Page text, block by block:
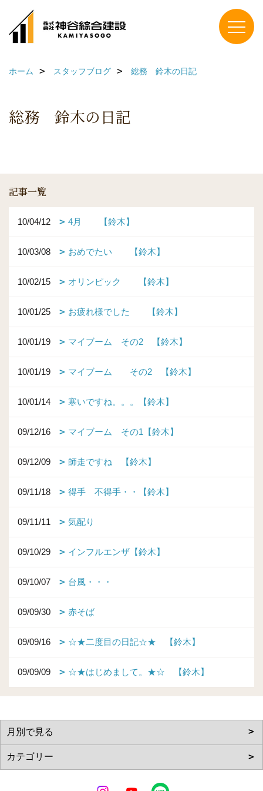
ホーム スタッフブログ 総務 鈴木の日記
総務 鈴木の日記
記事一覧
10/04/12 4月 【鈴木】
10/03/08 おめでたい 【鈴木】
10/02/15 オリンピック 【鈴木】
10/01/25 お疲れ様でした 【鈴木】
10/01/19 マイブーム その2 【鈴木】
10/01/19 マイブーム その2 【鈴木】
10/01/14 寒いですね。。。【鈴木】
09/12/16 マイブーム その1【鈴木】
09/12/09 師走ですね 【鈴木】
09/11/18 得手 不得手・・【鈴木】
09/11/11 気配り
09/10/29 インフルエンザ【鈴木】
09/10/07 台風・・・
09/09/30 赤そば
09/09/16 ☆★二度目の日記☆★ 【鈴木】
09/09/09 ☆★はじめまして。★☆ 【鈴木】